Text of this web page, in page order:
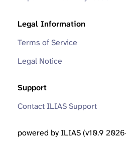
Legal Information
Terms of Service
Legal Notice
Support
Contact ILIAS Support
powered by ILIAS (v10.9